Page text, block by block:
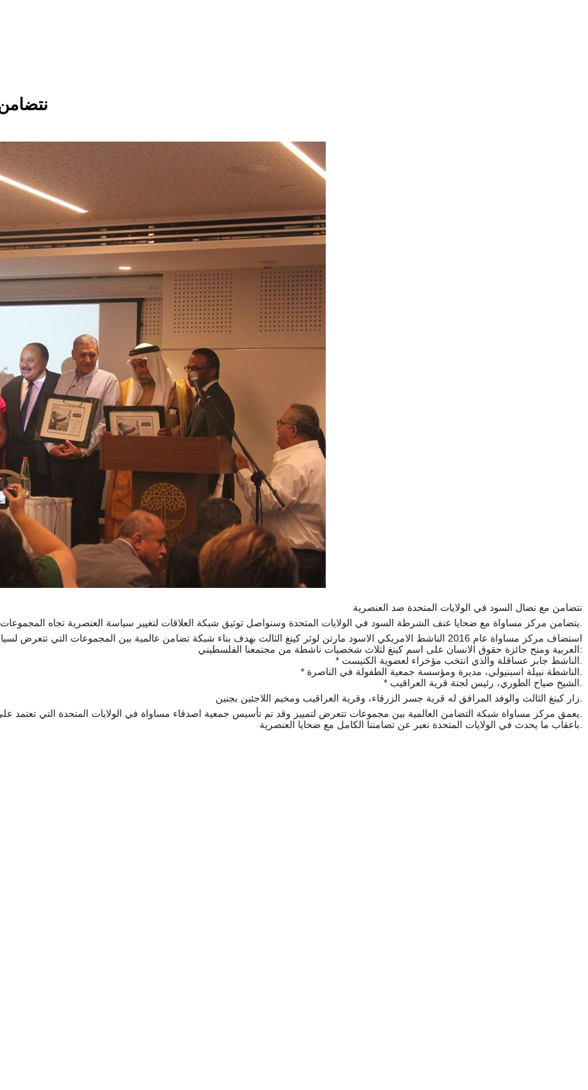
نتضامن مع نضال السود في الولايات المتحدة ضد العنصرية
استضاف مركز مساواة عام 2016 الناشط الامريكي الاسود مارتن لوثر كينغ الثالث بهدف بناء شبكة تضامن عالمية بين المجموعات
العربية ومنح جائزة حقوق الانسان على اسم كينغ لثلاث شخصيات ناشطة من مجتمعنا الفلسطيني: